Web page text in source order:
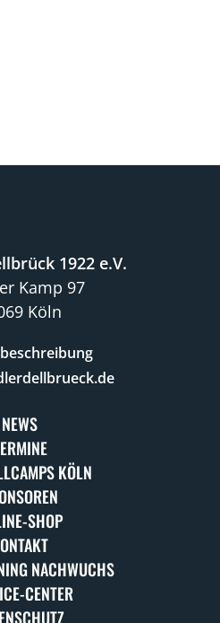
1922 e.V.
Kamp 97
Köln
NEWS
KÖLN
SHOP
NACHWUCHS
CENTER